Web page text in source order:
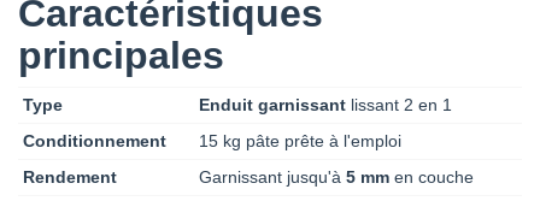
Caractéristiques
principales
Type Enduit garnissant lissant 2 en 1
Conditionnement
15 kg pâte prête à l'emploi
Rendement
Garnissant jusqu'à 5 mm en couche